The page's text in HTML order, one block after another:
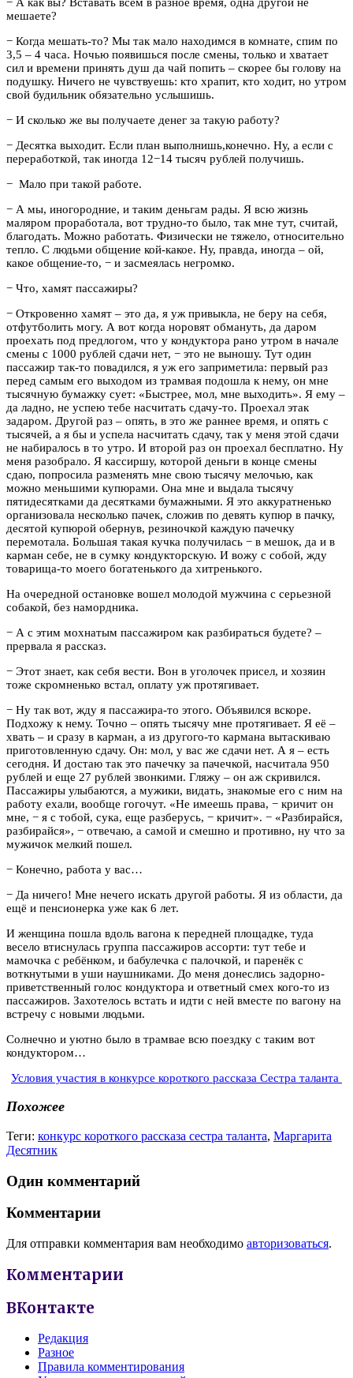
мешаете?
− Когда мешать-то? Мы так мало находимся в комнате, спим по
3,5 – 4 часа. Ночью появишься после смены, только и хватает
сил и времени принять душ да чай попить – скорее бы голову на
подушку. Ничего не чувствуешь: кто храпит, кто ходит, но утром
свой будильник обязательно услышишь.
− И сколько же вы получаете денег за такую работу?
− Десятка выходит. Если план выполнишь,конечно. Ну, а если с
переработкой, так иногда 12−14 тысяч рублей получишь.
− Мало при такой работе.
− А мы, иногородние, и таким деньгам рады. Я всю жизнь
маляром проработала, вот трудно-то было, так мне тут, считай,
благодать. Можно работать. Физически не тяжело, относительно
тепло. С людьми общение кой-какое. Ну, правда, иногда – ой,
какое общение-то, − и засмеялась негромко.
− Что, хамят пассажиры?
− Откровенно хамят – это да, я уж привыкла, не беру на себя,
отфутболить могу. А вот когда норовят обмануть, да даром
проехать под предлогом, что у кондуктора рано утром в начале
смены с 1000 рублей сдачи нет, − это не выношу. Тут один
пассажир так-то повадился, я уж его заприметила: первый раз
перед самым его выходом из трамвая подошла к нему, он мне
тысячную бумажку сует: «Быстрее, мол, мне выходить». Я ему –
да ладно, не успею тебе насчитать сдачу-то. Проехал этак
задаром. Другой раз – опять, в это же раннее время, и опять с
тысячей, а я бы и успела насчитать сдачу, так у меня этой сдачи
не набиралось в то утро. И второй раз он проехал бесплатно. Ну
меня разобрало. Я кассиршу, которой деньги в конце смены
сдаю, попросила разменять мне свою тысячу мелочью, как
можно меньшими купюрами. Она мне и выдала тысячу
пятидесятками да десятками бумажными. Я это аккуратненько
организовала несколько пачек, сложив по девять купюр в пачку,
десятой купюрой обернув, резиночкой каждую пачечку
перемотала. Большая такая кучка получилась − в мешок, да и в
карман себе, не в сумку кондукторскую. И вожу с собой, жду
товарища-то моего богатенького да хитренького.
На очередной остановке вошел молодой мужчина с серьезной
собакой, без намордника.
− А с этим мохнатым пассажиром как разбираться будете? –
прервала я рассказ.
− Этот знает, как себя вести. Вон в уголочек присел, и хозяин
тоже скромненько встал, оплату уж протягивает.
− Ну так вот, жду я пассажира-то этого. Объявился вскоре.
Подхожу к нему. Точно – опять тысячу мне протягивает. Я её –
хвать – и сразу в карман, а из другого-то кармана вытаскиваю
приготовленную сдачу. Он: мол, у вас же сдачи нет. А я – есть
сегодня. И достаю так это пачечку за пачечкой, насчитала 950
рублей и еще 27 рублей звонкими. Гляжу – он аж скривился.
Пассажиры улыбаются, а мужики, видать, знакомые его с ним на
работу ехали, вообще гогочут. «Не имеешь права, − кричит он
мне, − я с тобой, сука, еще разберусь, − кричит». − «Разбирайся,
разбирайся», − отвечаю, а самой и смешно и противно, ну что за
мужичок мелкий пошел.
− Конечно, работа у вас…
− Да ничего! Мне нечего искать другой работы. Я из области, да
ещё и пенсионерка уже как 6 лет.
И женщина пошла вдоль вагона к передней площадке, туда
весело втиснулась группа пассажиров ассорти: тут тебе и
мамочка с ребёнком, и бабулечка с палочкой, и паренёк с
воткнутыми в уши наушниками. До меня донеслись задорно-
приветственный голос кондуктора и ответный смех кого-то из
пассажиров. Захотелось встать и идти с ней вместе по вагону на
встречу с новыми людьми.
Солнечно и уютно было в трамвае всю поездку с таким вот
кондуктором…
Условия участия в конкурсе короткого рассказа Сестра таланта
Похожее
Теги: конкурс короткого рассказа сестра таланта, Маргарита
Десятник
Один комментарий
Комментарии
Для отправки комментария вам необходимо авторизоваться.
Комментарии
ВКонтакте
Редакция
Разное
Правила комментирования